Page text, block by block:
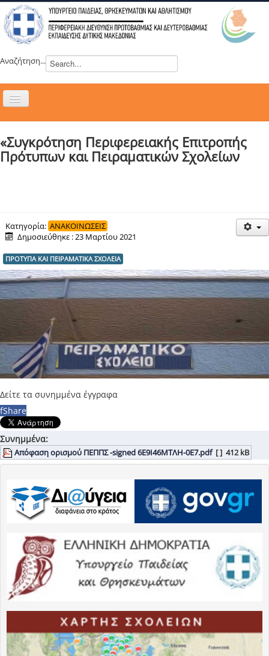
Αναζήτηση...
Εναλλαγή
ΝΕΑ
ΣΥΜΒΟΥΛΙΑ
ΔΡΑΣΕΙΣ
ΕΠΙΚΟΙΝΩΝΙΑ
ΕΞ ΑΠΟΣΤΑΣΕΩΣ ΕΚΠΑΙΔΕΥΣΗ
«Συγκρότηση Περιφερειακής Επιτροπής
Πρότυπων και Πειραματικών Σχολείων
Κατηγορία: ΑΝΑΚΟΙΝΩΣΕΙΣ
Δημοσιεύθηκε : 23 Μαρτίου 2021
ΠΡΟΤΥΠΑ ΚΑΙ ΠΕΙΡΑΜΑΤΙΚΑ ΣΧΟΛΕΙΑ
Δείτε τα συνημμένα έγγραφα
fShare
Συνημμένα:
Απόφαση ορισμού ΠΕΠΠΣ -signed 6Ε9Ι46ΜΤΛΗ-0Ε7.pdf [ ] 412 kB